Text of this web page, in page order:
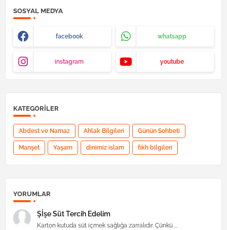
SOSYAL MEDYA
facebook whatsapp
instagram youtube
KATEGORILER
Abdest ve Namaz Ahlak Bilgileri Günün Sohbeti
Manşet Yaşam dinimiz islam fıkh bilgileri
YORUMLAR
Şİşe Süt Tercih Edelim
Karton kutuda süt içmek sağlığa zarralıdır. Çünkü ...